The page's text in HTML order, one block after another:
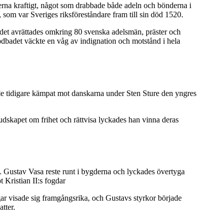
kraftigt, något som drabbade både adeln och bönderna i
var Sveriges riksföreståndare fram till sin död 1520.
avrättades omkring 80 svenska adelsmän, präster och
väckte en våg av indignation och motstånd i hela
kämpat mot danskarna under Sten Sture den yngres
om frihet och rättvisa lyckades han vinna deras
Vasa reste runt i bygderna och lyckades övertyga
Kristian II:s fogdar
visade sig framgångsrika, och Gustavs styrkor började